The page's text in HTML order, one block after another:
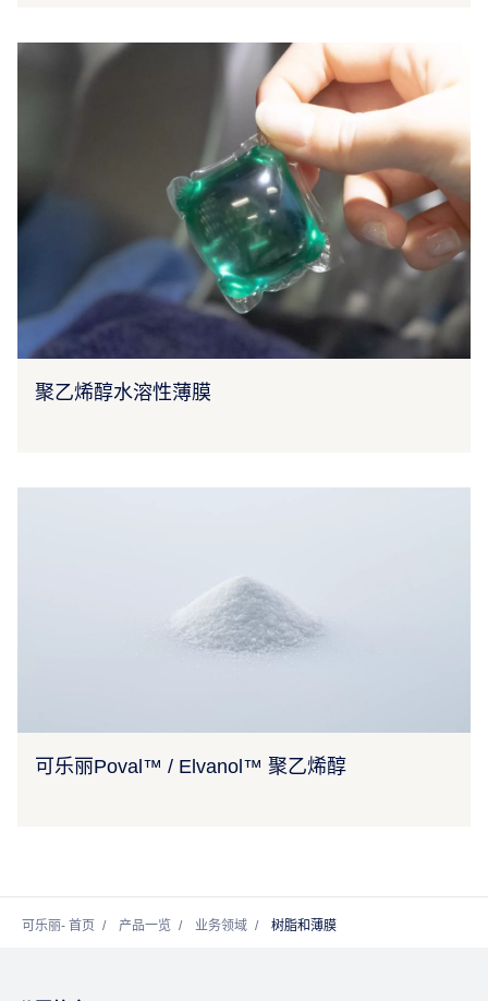
聚乙烯醇水溶性薄膜
可乐丽Poval™ / Elvanol™ 聚乙烯醇
可乐丽- 首页 产品一览 业务领域 树脂和薄膜